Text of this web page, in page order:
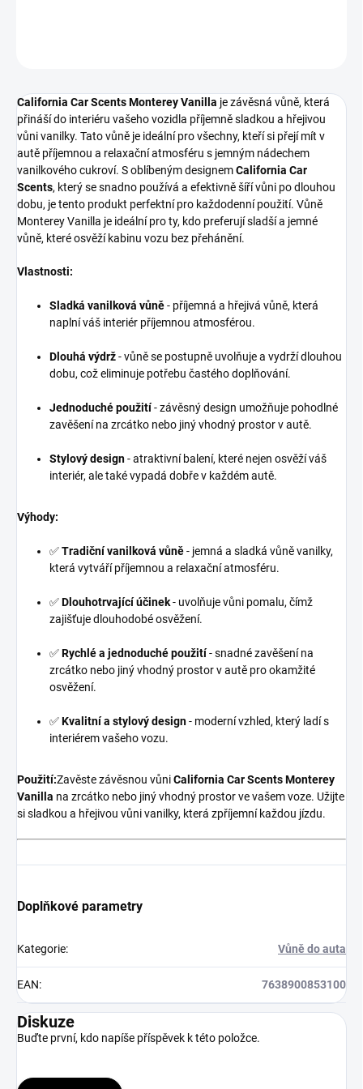
California Car Scents Monterey Vanilla je závěsná vůně, která
přináší do interiéru vašeho vozidla příjemně sladkou a hřejivou
vůni vanilky. Tato vůně je ideální pro všechny, kteří si přejí mít v
autě příjemnou a relaxační atmosféru s jemným nádechem
vanilkového cukroví. S oblíbeným designemCalifornia Car
Scents, který se snadno používá a efektivně šíří vůni po dlouhou
dobu, je tento produkt perfektní pro každodenní použití. Vůně
Monterey Vanilla je ideální pro ty, kdo preferují sladší a jemné
vůně, které osvěží kabinu vozu bez přehánění.
Vlastnosti:
Sladká vanilková vůně- příjemná a hřejivá vůně, která
naplní váš interiér příjemnou atmosférou.
Dlouhá výdrž- vůně se postupně uvolňuje a vydrží dlouhou
dobu, což eliminuje potřebu častého doplňování.
Jednoduché použití- závěsný design umožňuje pohodlné
zavěšení na zrcátko nebo jiný vhodný prostor v autě.
Stylový design- atraktivní balení, které nejen osvěží váš
interiér, ale také vypadá dobře v každém autě.
Výhody:
✅Tradiční vanilková vůně- jemná a sladká vůně vanilky,
která vytváří příjemnou a relaxační atmosféru.
✅Dlouhotrvající účinek- uvolňuje vůni pomalu, čímž
zajišťuje dlouhodobé osvěžení.
✅Rychlé a jednoduché použití- snadné zavěšení na
zrcátko nebo jiný vhodný prostor v autě pro okamžité
osvěžení.
✅Kvalitní a stylový design- moderní vzhled, který ladí s
interiérem vašeho vozu.
Použití:Zavěste závěsnou vůniCalifornia Car Scents Monterey
Vanilla na zrcátko nebo jiný vhodný prostor ve vašem voze. Užijte
si sladkou a hřejivou vůni vanilky, která zpříjemní každou jízdu.
Doplňkové parametry
Kategorie: Vůně do auta
EAN: 7638900853100
Diskuze
Buďte první, kdo napíše příspěvek k této položce.